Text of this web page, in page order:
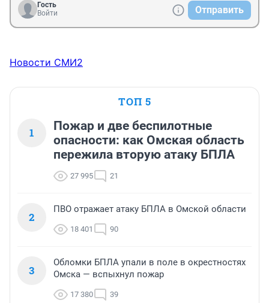
Гость
Войти
Отправить
Новости СМИ2
ТОП 5
1
Пожар и две беспилотные
опасности: как Омская область
пережила вторую атаку БПЛА
27 995 21
2
ПВО отражает атаку БПЛА в Омской области
18 401 90
3
Обломки БПЛА упали в поле в окрестностях
Омска — вспыхнул пожар
17 380 39